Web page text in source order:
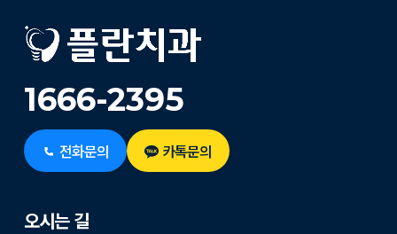
1666-2395
전화문의 카톡문의
오시는 길